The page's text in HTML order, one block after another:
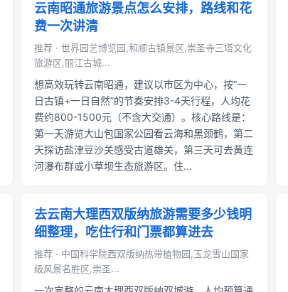
云南昭通旅游景点怎么安排，路线和花
费一次讲清
推荐 · 世界园艺博览园,和顺古镇景区,崇圣寺三塔文化
旅游区,丽江古城...
想高效玩转云南昭通，建议以市区为中心，按“一
日古镇+一日自然”的节奏安排3-4天行程，人均花
费约800-1500元（不含大交通）。核心路线是：
第一天游览大山包国家公园看云海和黑颈鹤，第二
天探访盐津豆沙关感受古道雄关，第三天可去黄连
河瀑布群或小草坝生态旅游区。住...
去云南大理西双版纳旅游需要多少钱明
细整理，吃住行和门票都算进去
推荐 · 中国科学院西双版纳热带植物园,玉龙雪山国家
级风景名胜区,崇圣...